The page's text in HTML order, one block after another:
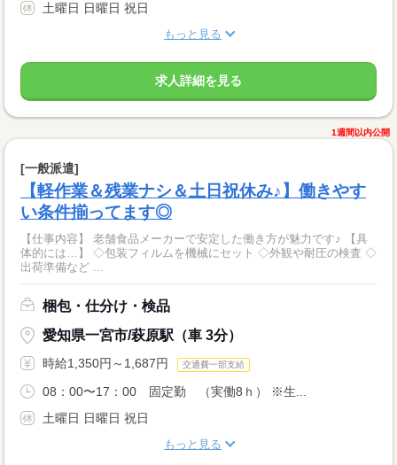
土曜日 日曜日 祝日
もっと見る
求人詳細を見る
1週間以内公開
[一般派遣]
【軽作業＆残業ナシ＆土日祝休み♪】働きやす
い条件揃ってます◎
【仕事内容】 老舗食品メーカーで安定した働き方が魅力です♪ 【具
体的には…】 ◇包装フィルムを機械にセット ◇外観や耐圧の検査 ◇
出荷準備など ...
梱包・仕分け・検品
愛知県一宮市/萩原駅（車 3分）
時給1,350円～1,687円 交通費一部支給
08：00〜17：00 固定勤 （実働8ｈ） ※生...
土曜日 日曜日 祝日
もっと見る